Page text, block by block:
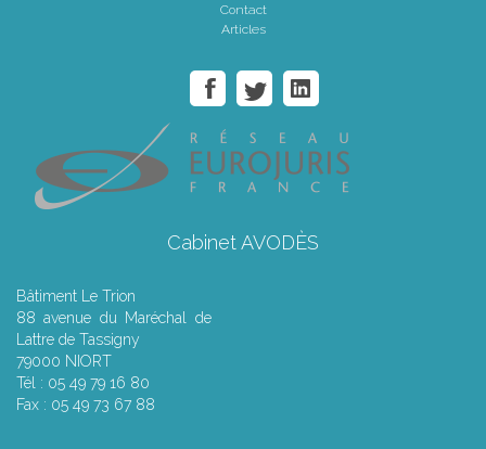
Contact
Articles
Cabinet AVODÈS
Bâtiment Le Trion
88 avenue du Maréchal de
Lattre de Tassigny
79000 NIORT
Tél : 05 49 79 16 80
Fax : 05 49 73 67 88